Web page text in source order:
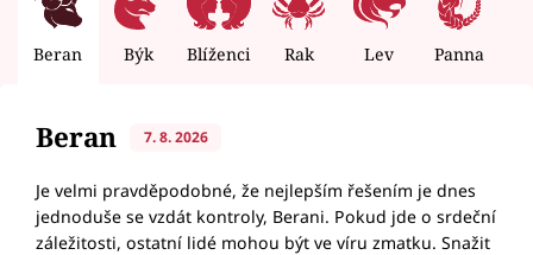
Beran Býk Blíženci Rak Lev Panna
Beran 7. 8. 2026
Je velmi pravděpodobné, že nejlepším řešením je dnes
jednoduše se vzdát kontroly, Berani. Pokud jde o srdeční
záležitosti, ostatní lidé mohou být ve víru zmatku. Snažit